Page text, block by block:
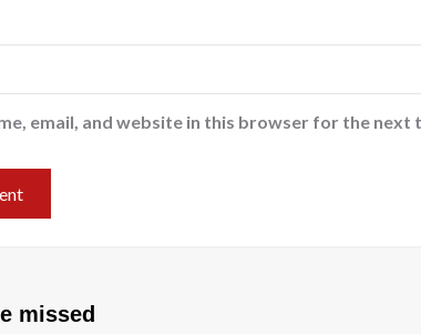
email, and website in this browser for the next
missed